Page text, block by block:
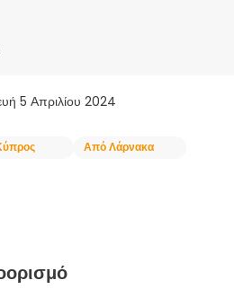
5 Απριλίου 2024
Από Λάρνακα